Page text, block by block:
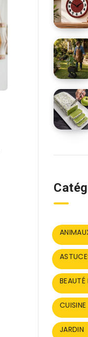
CUISINE
JARDIN